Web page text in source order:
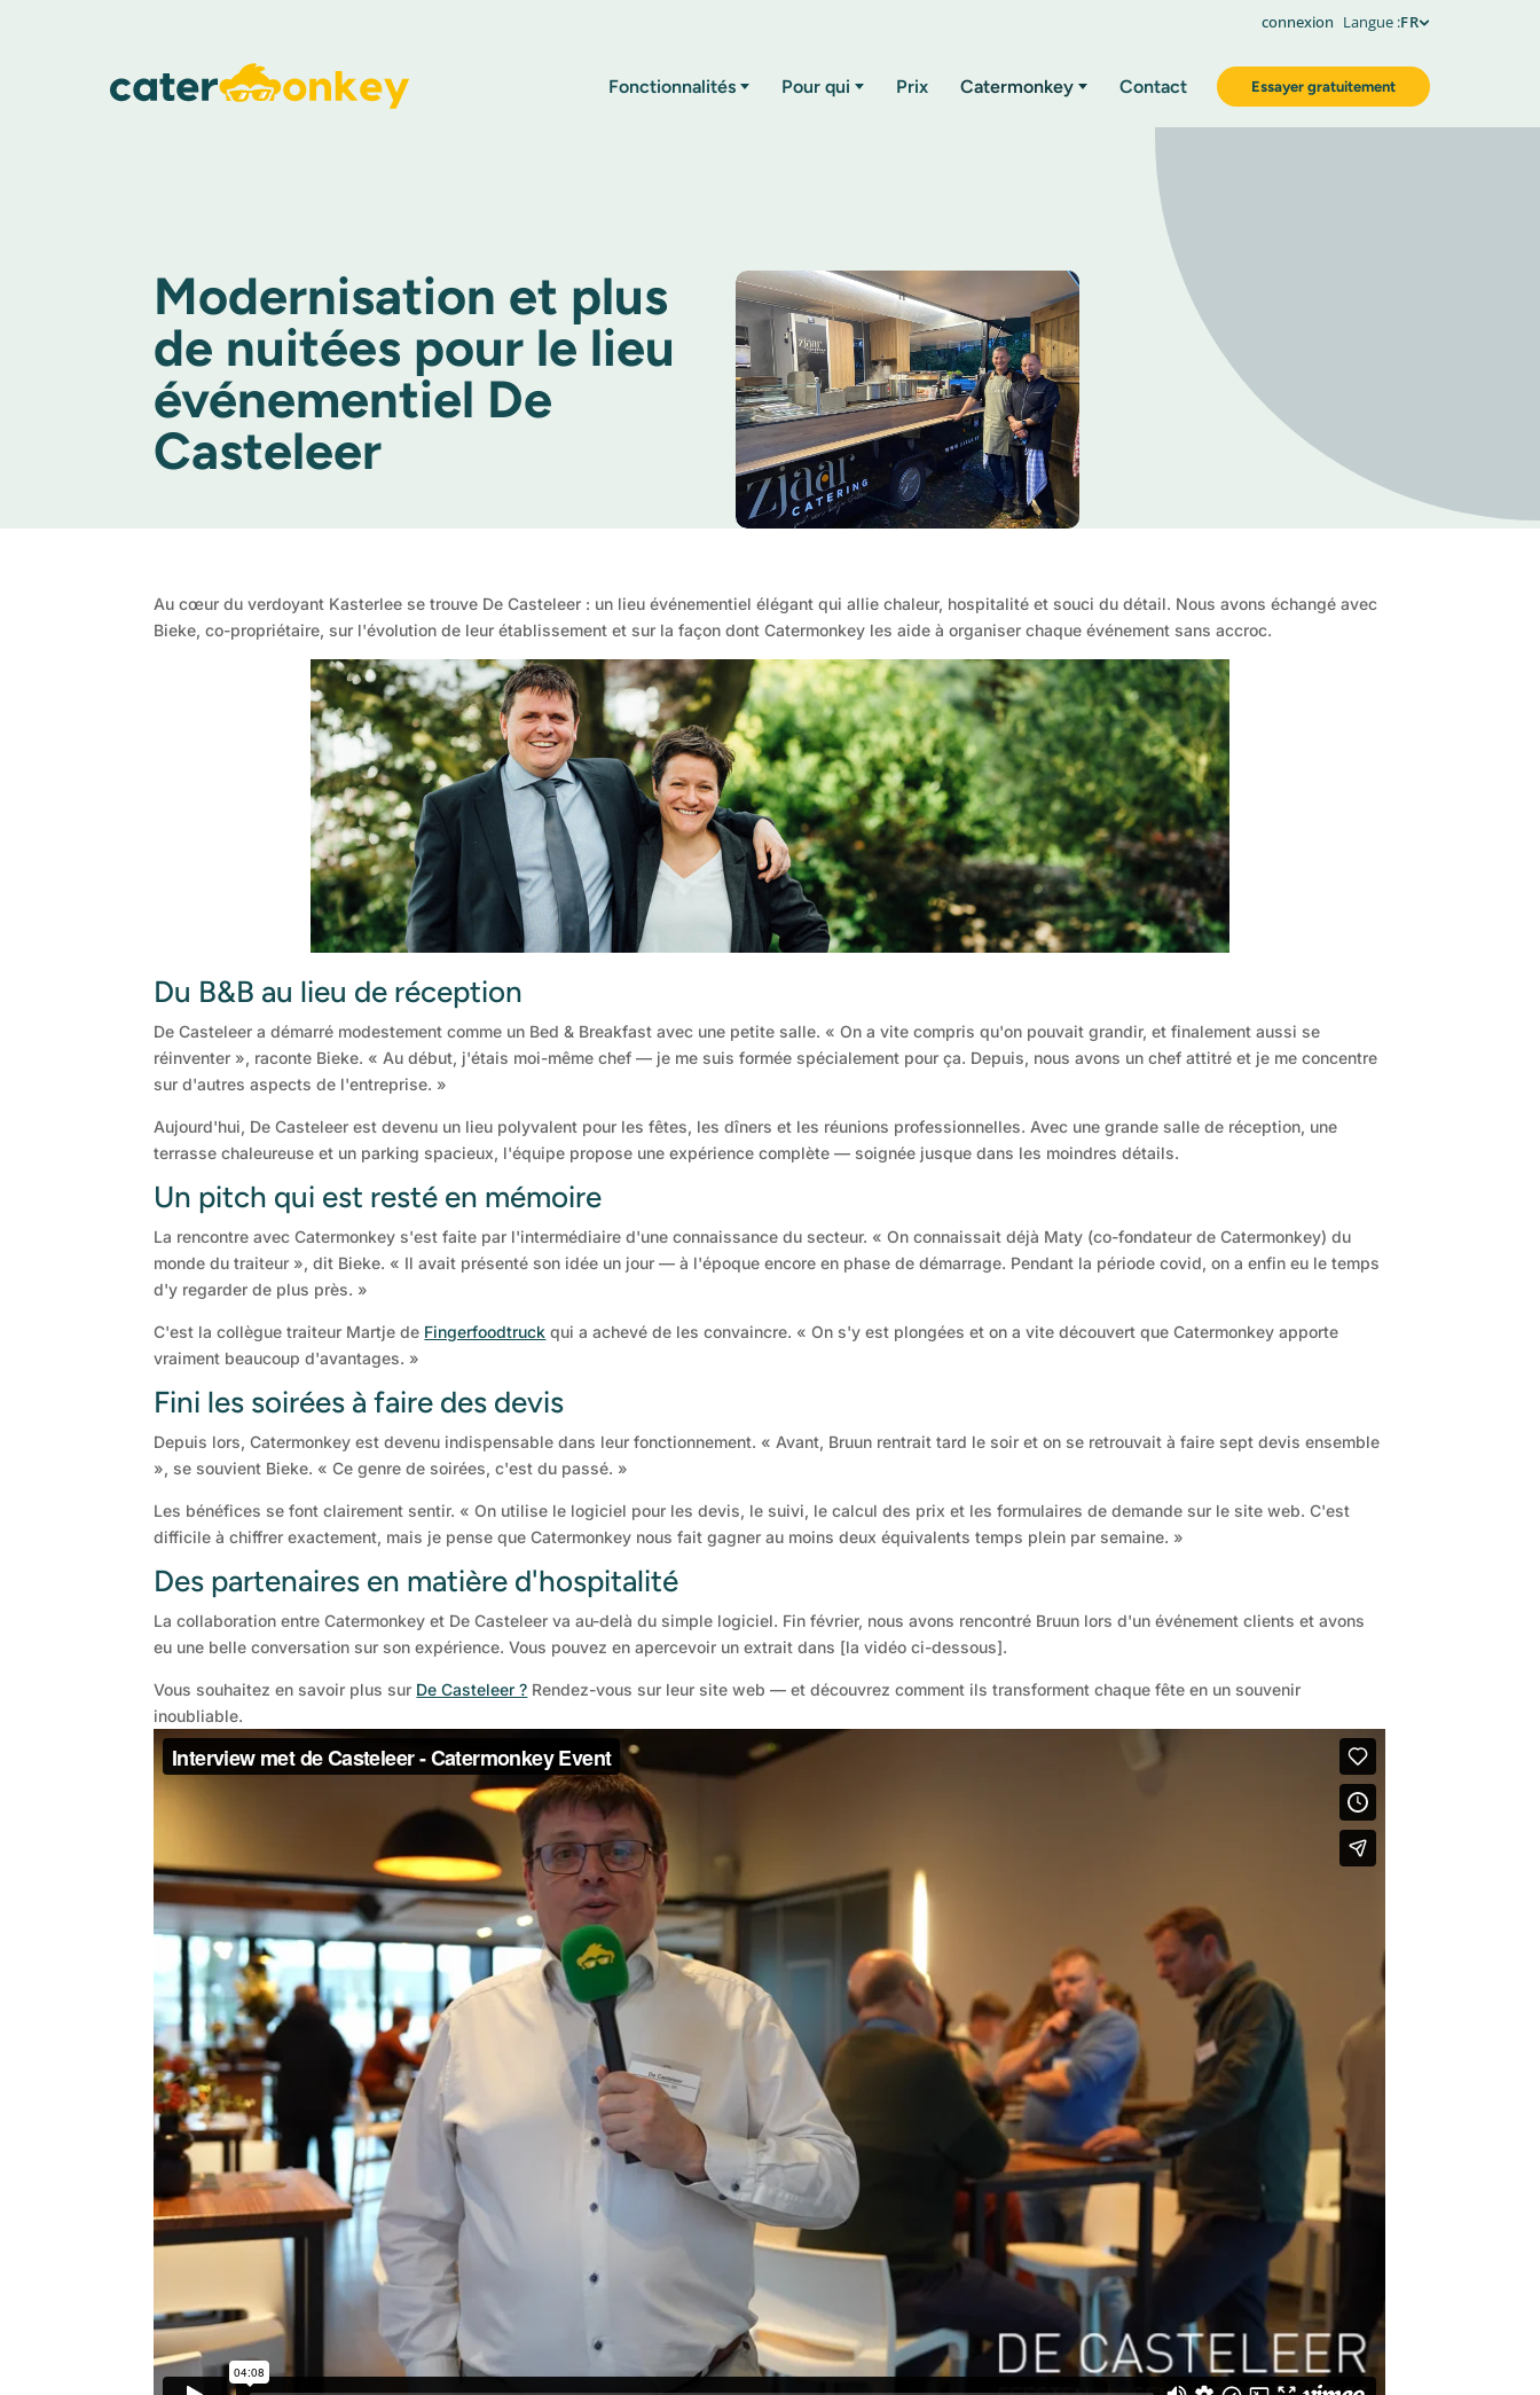
connexion Langue :FR
Fonctionnalités Pour qui Prix Catermonkey Contact Essayer gratuitement
Modernisation et plus
de nuitées pour le lieu
événementiel De
Casteleer
Au cœur du verdoyant Kasterlee se trouve De Casteleer : un lieu événementiel élégant qui allie chaleur, hospitalité et souci du détail. Nous avons échangé avec
Bieke, co-propriétaire, sur l'évolution de leur établissement et sur la façon dont Catermonkey les aide à organiser chaque événement sans accroc.
Du B&B au lieu de réception
De Casteleer a démarré modestement comme un Bed & Breakfast avec une petite salle. « On a vite compris qu'on pouvait grandir, et finalement aussi se
réinventer », raconte Bieke. « Au début, j'étais moi-même chef — je me suis formée spécialement pour ça. Depuis, nous avons un chef attitré et je me concentre
sur d'autres aspects de l'entreprise. »
Aujourd'hui, De Casteleer est devenu un lieu polyvalent pour les fêtes, les dîners et les réunions professionnelles. Avec une grande salle de réception, une
terrasse chaleureuse et un parking spacieux, l'équipe propose une expérience complète — soignée jusque dans les moindres détails.
Un pitch qui est resté en mémoire
La rencontre avec Catermonkey s'est faite par l'intermédiaire d'une connaissance du secteur. « On connaissait déjà Maty (co-fondateur de Catermonkey) du
monde du traiteur », dit Bieke. « Il avait présenté son idée un jour — à l'époque encore en phase de démarrage. Pendant la période covid, on a enfin eu le temps
d'y regarder de plus près. »
C'est la collègue traiteur Martje de Fingerfoodtruck qui a achevé de les convaincre. « On s'y est plongées et on a vite découvert que Catermonkey apporte
vraiment beaucoup d'avantages. »
Fini les soirées à faire des devis
Depuis lors, Catermonkey est devenu indispensable dans leur fonctionnement. « Avant, Bruun rentrait tard le soir et on se retrouvait à faire sept devis ensemble
», se souvient Bieke. « Ce genre de soirées, c'est du passé. »
Les bénéfices se font clairement sentir. « On utilise le logiciel pour les devis, le suivi, le calcul des prix et les formulaires de demande sur le site web. C'est
difficile à chiffrer exactement, mais je pense que Catermonkey nous fait gagner au moins deux équivalents temps plein par semaine. »
Des partenaires en matière d'hospitalité
La collaboration entre Catermonkey et De Casteleer va au-delà du simple logiciel. Fin février, nous avons rencontré Bruun lors d'un événement clients et avons
eu une belle conversation sur son expérience. Vous pouvez en apercevoir un extrait dans [la vidéo ci-dessous].
Vous souhaitez en savoir plus sur De Casteleer ? Rendez-vous sur leur site web — et découvrez comment ils transforment chaque fête en un souvenir
inoubliable.